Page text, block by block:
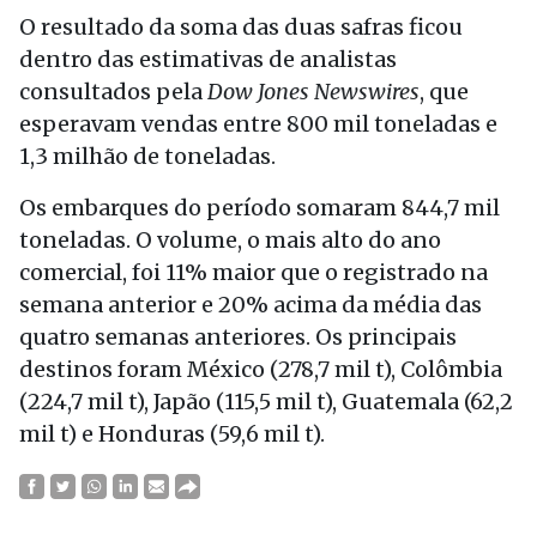
O resultado da soma das duas safras ficou
dentro das estimativas de analistas
consultados pelaDow Jones Newswires, que
esperavam vendas entre 800 mil toneladas e
1,3 milhão de toneladas.
Os embarques do período somaram 844,7 mil
toneladas. O volume, o mais alto do ano
comercial, foi 11% maior que o registrado na
semana anterior e 20% acima da média das
quatro semanas anteriores. Os principais
destinos foram México (278,7 mil t), Colômbia
(224,7 mil t), Japão (115,5 mil t), Guatemala (62,2
mil t) e Honduras (59,6 mil t).